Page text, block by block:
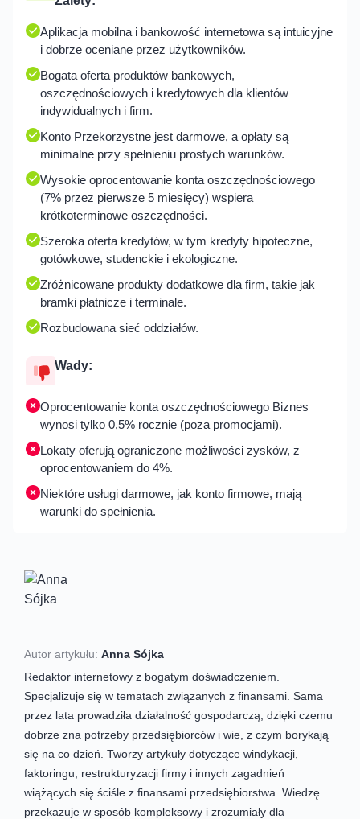
Aplikacja mobilna i bankowość internetowa są intuicyjne
i dobrze oceniane przez użytkowników.
Bogata oferta produktów bankowych,
oszczędnościowych i kredytowych dla klientów
indywidualnych i firm.
Konto Przekorzystne jest darmowe, a opłaty są
minimalne przy spełnieniu prostych warunków.
Wysokie oprocentowanie konta oszczędnościowego
(7% przez pierwsze 5 miesięcy) wspiera
krótkoterminowe oszczędności.
Szeroka oferta kredytów, w tym kredyty hipoteczne,
gotówkowe, studenckie i ekologiczne.
Zróżnicowane produkty dodatkowe dla firm, takie jak
bramki płatnicze i terminale.
Rozbudowana sieć oddziałów.
Wady:
Oprocentowanie konta oszczędnościowego Biznes
wynosi tylko 0,5% rocznie (poza promocjami).
Lokaty oferują ograniczone możliwości zysków, z
oprocentowaniem do 4%.
Niektóre usługi darmowe, jak konto firmowe, mają
warunki do spełnienia.
Autor artykułu: Anna Sójka
Redaktor internetowy z bogatym doświadczeniem.
Specjalizuje się w tematach związanych z finansami. Sama
przez lata prowadziła działalność gospodarczą, dzięki czemu
dobrze zna potrzeby przedsiębiorców i wie, z czym borykają
się na co dzień. Tworzy artykuły dotyczące windykacji,
faktoringu, restrukturyzacji firmy i innych zagadnień
wiążących się ściśle z finansami przedsiębiorstwa. Wiedzę
przekazuje w sposób kompleksowy i zrozumiały dla